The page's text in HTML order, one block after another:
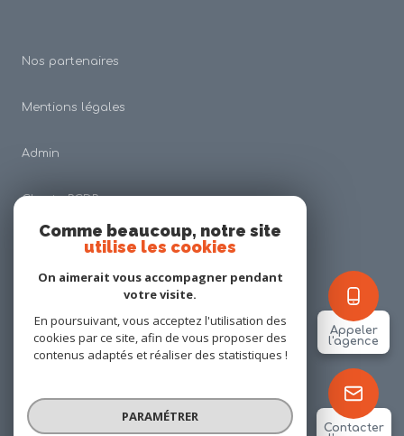
Appeler
l'agence
Contacter
Nos partenaires
Mentions légales
Admin
Charte RGDP
Nos honoraires
Cookies
© 2026 | Tous droits réservés
Comme beaucoup, notre site
utilise les cookies
On aimerait vous accompagner pendant
votre visite.
En poursuivant, vous acceptez l'utilisation des
cookies par ce site, afin de vous proposer des
contenus adaptés et réaliser des statistiques !
PARAMÉTRER